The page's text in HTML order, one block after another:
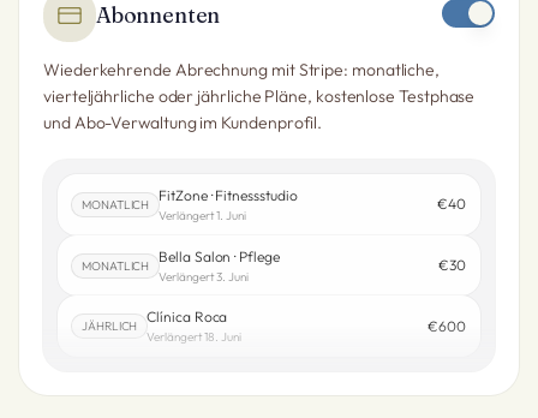
Abonnenten
Wiederkehrende Abrechnung mit Stripe: monatliche,
vierteljährliche oder jährliche Pläne, kostenlose Testphase
und Abo-Verwaltung im Kundenprofil.
MONATLICH
FitZone · Fitnessstudio
Verlängert 1. Juni
€40
MONATLICH
Bella Salon · Pflege
Verlängert 3. Juni
€30
JÄHRLICH
Clínica Roca
Verlängert 18. Juni
€600